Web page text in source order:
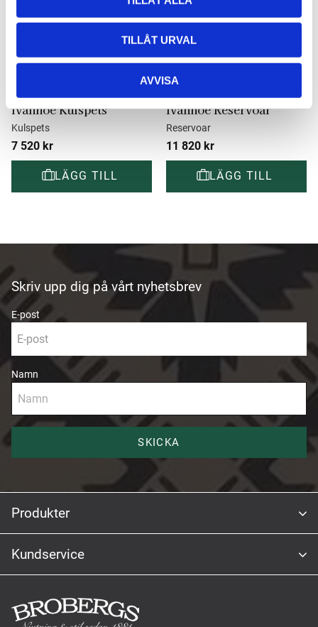
TILLÅT URVAL
AVVISA
Caran d'Ache Varius
Ivanhoe Kulspets
Kulspets
7 520 kr
Caran d'Ache Varius
Ivanhoe Reservoar
Reservoar
11 820 kr
Skriv upp dig på vårt nyhetsbrev
E-post
Namn
SKICKA
Produkter
Kundservice